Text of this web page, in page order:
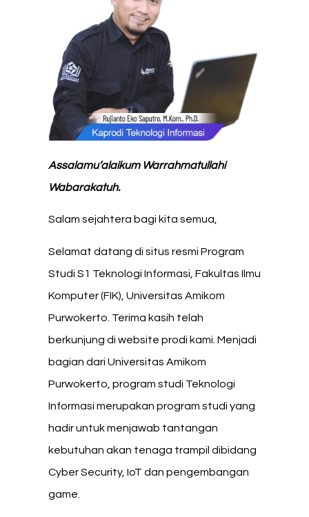
Assalamu’alaikum Warrahmatullahi
Wabarakatuh.
Salam sejahtera bagi kita semua,
Selamat datang di situs resmi Program
Studi S1 Teknologi Informasi, Fakultas Ilmu
Komputer (FIK), Universitas Amikom
Purwokerto. Terima kasih telah
berkunjung di website prodi kami. Menjadi
bagian dari Universitas Amikom
Purwokerto, program studi Teknologi
Informasi merupakan program studi yang
hadir untuk menjawab tantangan
kebutuhan akan tenaga trampil dibidang
Cyber Security, IoT dan pengembangan
game.